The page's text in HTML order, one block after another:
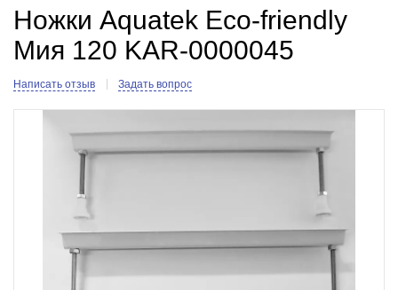
Ножки Aquatek Eco-friendly
Мия 120 KAR-0000045
Написать отзыв Задать вопрос